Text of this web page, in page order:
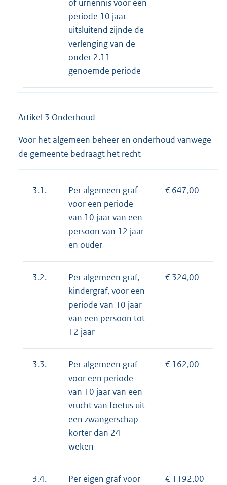
of urnennis voor een
periode 10 jaar
uitsluitend zijnde de
verlenging van de
onder 2.11
genoemde periode
Artikel 3 Onderhoud
Voor het algemeen beheer en onderhoud vanwege
de gemeente bedraagt het recht
3.1.
Per algemeen graf
voor een periode
van 10 jaar van een
persoon van 12 jaar
en ouder
€ 647,00
3.2.
Per algemeen graf,
kindergraf, voor een
periode van 10 jaar
van een persoon tot
12 jaar
€ 324,00
3.3.
Per algemeen graf
voor een periode
van 10 jaar van een
vrucht van foetus uit
een zwangerschap
korter dan 24
weken
€ 162,00
3.4.
Per eigen graf voor
€ 1192,00